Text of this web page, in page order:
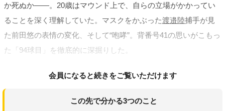
か死ぬか――。20歳はマウンド上で、自らの立場がかかってい
ることを深く理解していた。マスクをかぶった渡邉陸捕手が見
た前田悠の表情の変化、そして“咆哮”。背番号41の思いがこもっ
た「94球目」を徹底的に深掘りした。
会員になると続きをご覧いただけます
この先で分かる3つのこと